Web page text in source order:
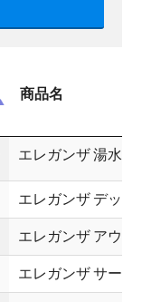
商品名
エレガンザ 湯水
エレガンザ デッ
エレガンザ アウタ
エレガンザ サー